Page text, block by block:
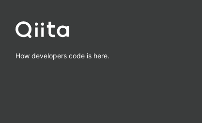
How developers code is here.